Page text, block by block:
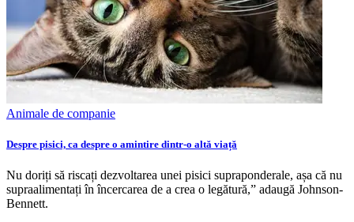
Animale de companie
Despre pisici, ca despre o amintire dintr-o altă viață
Nu doriți să riscați dezvoltarea unei pisici supraponderale, așa că nu
supraalimentați în încercarea de a crea o legătură,” adaugă Johnson-
Bennett.